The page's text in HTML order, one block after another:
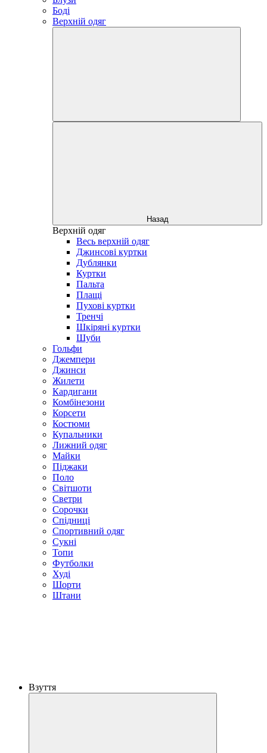
Боді
Верхній одяг
Назад
Верхній одяг
Весь верхній одяг
Джинсові куртки
Дублянки
Куртки
Пальта
Плащі
Пухові куртки
Тренчі
Шкіряні куртки
Шуби
Гольфи
Джемпери
Джинси
Жилети
Кардигани
Комбінезони
Корсети
Костюми
Купальники
Лижний одяг
Майки
Піджаки
Поло
Світшоти
Светри
Сорочки
Спідниці
Спортивний одяг
Сукні
Топи
Футболки
Худі
Шорти
Штани
Взуття